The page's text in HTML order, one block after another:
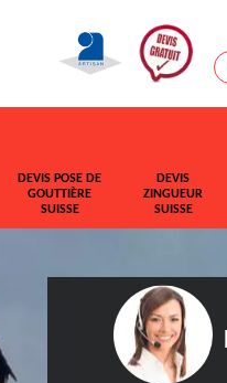
DEVIS POSE DE
GOUTTIÈRE
SUISSE
DEVIS
ZINGUEUR
SUISSE